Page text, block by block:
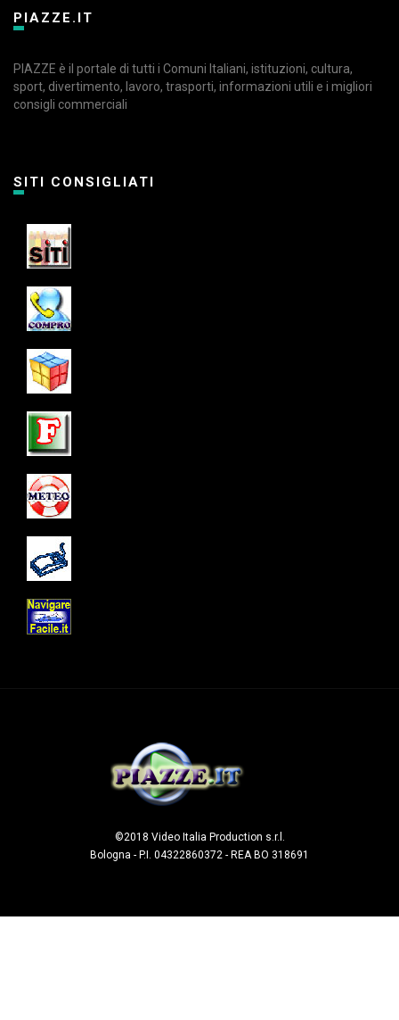
PIAZZE.IT
PIAZZE è il portale di tutti i Comuni Italiani, istituzioni, cultura,
sport, divertimento, lavoro, trasporti, informazioni utili e i migliori
consigli commerciali
SITI CONSIGLIATI
©2018 Video Italia Production s.r.l.
Bologna - P.I. 04322860372 - REA BO 318691